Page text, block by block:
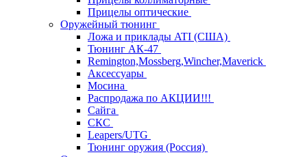
Прицелы оптические
Оружейный тюнинг
Ложа и приклады ATI (США)
Тюнинг АК-47
Remington,Mossberg,Wincher,Maverick
Аксессуары
Мосина
Распродажа по АКЦИИ!!!
Сайга
СКС
Leapers/UTG
Тюнинг оружия (Россия)